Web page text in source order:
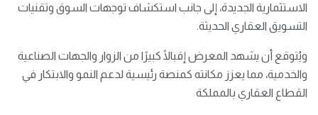
الاستثمارية الجديدة، إلى جانب استكشاف توجهات السوق وتقنيات
التسويق العقاري الحديثة.
ويُتوقع أن يشهد المعرض إقبالًا كبيرًا من الزوار والجهات الصناعية
والخدمية، مما يعزز مكانته كمنصة رئيسية لدعم النمو والابتكار في
القطاع العقاري بالمملكة